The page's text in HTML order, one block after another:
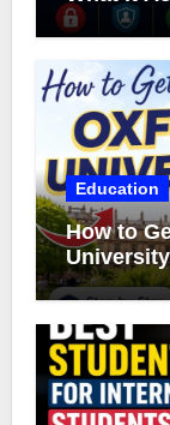
Education
How to